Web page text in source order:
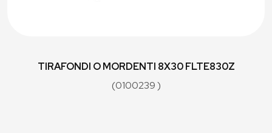
TIRAFONDI O MORDENTI 8X30 FLTE830Z
(0100239 )